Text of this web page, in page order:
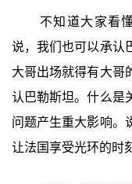
不知道大家看
说，我们也可以承认
大哥出场就得有大哥
认巴勒斯坦。什么是
问题产生重大影响。
让法国享受光环的时